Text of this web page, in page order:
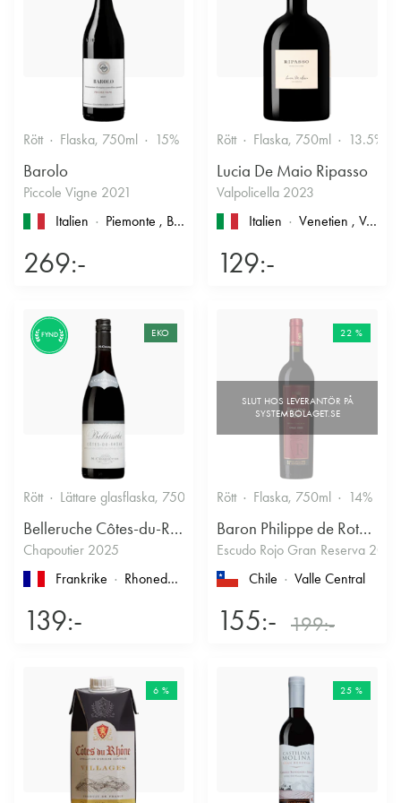
Rött Flaska, 750ml 15% Stramt & Nyanserat
Barolo
Piccole Vigne 2021
Italien
Piemonte , Barolo
269:-
Rött Flaska, 750ml 13.5%
Lucia De Maio Ripasso
Valpolicella 2023
Italien
Venetien , Valpolicella
129:-
FYND EKO
Rött Lättare glasflaska, 750ml 13.5% Kryddigt & Mustigt
Belleruche Côtes-du-Rhône
Chapoutier 2025
Frankrike
Rhonedalen , Côtes du Rhône
139:-
22 %
Rött Flaska, 750ml 14%
Baron Philippe de Rothschild Chile SA
Escudo Rojo Gran Reserva 2022
Chile
Valle Central
155:- 199:-
6 % 25 %